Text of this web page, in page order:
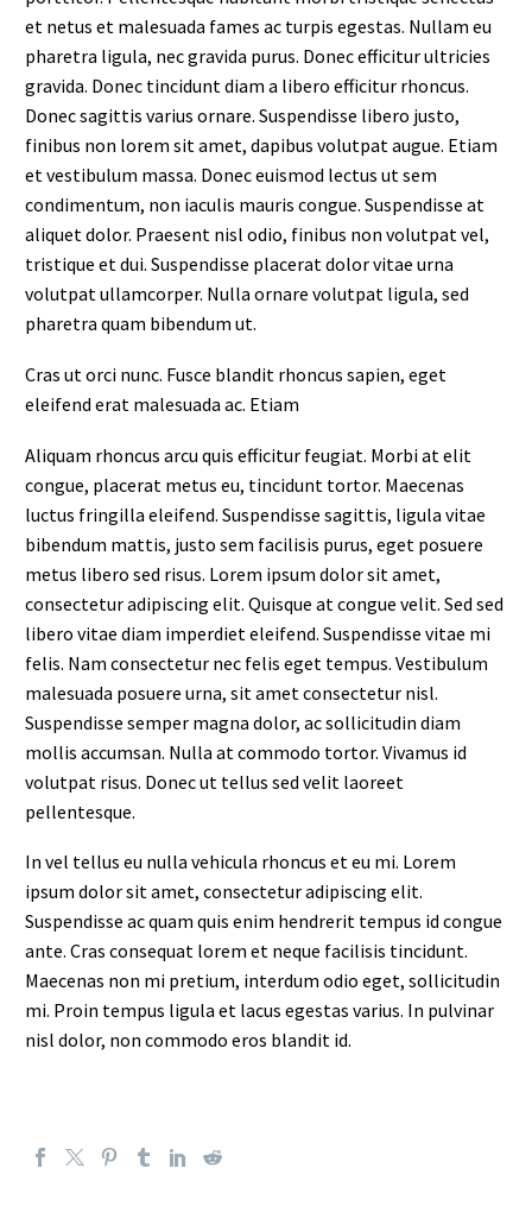
et netus et malesuada fames ac turpis egestas. Nullam eu
pharetra ligula, nec gravida purus. Donec efficitur ultricies
gravida. Donec tincidunt diam a libero efficitur rhoncus.
Donec sagittis varius ornare. Suspendisse libero justo,
finibus non lorem sit amet, dapibus volutpat augue. Etiam
et vestibulum massa. Donec euismod lectus ut sem
condimentum, non iaculis mauris congue. Suspendisse at
aliquet dolor. Praesent nisl odio, finibus non volutpat vel,
tristique et dui. Suspendisse placerat dolor vitae urna
volutpat ullamcorper. Nulla ornare volutpat ligula, sed
pharetra quam bibendum ut.
Cras ut orci nunc. Fusce blandit rhoncus sapien, eget
eleifend erat malesuada ac. Etiam
Aliquam rhoncus arcu quis efficitur feugiat. Morbi at elit
congue, placerat metus eu, tincidunt tortor. Maecenas
luctus fringilla eleifend. Suspendisse sagittis, ligula vitae
bibendum mattis, justo sem facilisis purus, eget posuere
metus libero sed risus. Lorem ipsum dolor sit amet,
consectetur adipiscing elit. Quisque at congue velit. Sed sed
libero vitae diam imperdiet eleifend. Suspendisse vitae mi
felis. Nam consectetur nec felis eget tempus. Vestibulum
malesuada posuere urna, sit amet consectetur nisl.
Suspendisse semper magna dolor, ac sollicitudin diam
mollis accumsan. Nulla at commodo tortor. Vivamus id
volutpat risus. Donec ut tellus sed velit laoreet
pellentesque.
In vel tellus eu nulla vehicula rhoncus et eu mi. Lorem
ipsum dolor sit amet, consectetur adipiscing elit.
Suspendisse ac quam quis enim hendrerit tempus id congue
ante. Cras consequat lorem et neque facilisis tincidunt.
Maecenas non mi pretium, interdum odio eget, sollicitudin
mi. Proin tempus ligula et lacus egestas varius. In pulvinar
nisl dolor, non commodo eros blandit id.